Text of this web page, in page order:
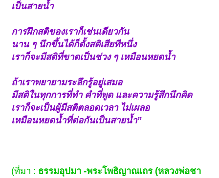
เป็นสายน้ำ
การฝึกสติของเราก็เช่นเดียวกัน
นาน ๆ นึกขึ้นได้ก็ตั้งสติเสียทีหนึ่ง
เราก็จะมีสติที่ขาดเป็นช่วง ๆ เหมือนหยดน้ำ
ถ้าเราพยายามระลึกรู้อยู่เสมอ
มีสติในทุกการที่ทำ คำที่พูด และความรู้สึกนึกคิด
เราก็จะเป็นผู้มีสติตลอดเวลา ไม่เผลอ
เหมือนหยดน้ำที่ต่อกันเป็นสายน้ำ”
(ที่มา : ธรรมอุปมา -พระโพธิญาณเถร (หลวงพ่อชา